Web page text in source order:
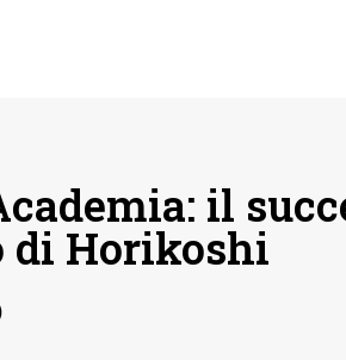
il
Horikoshi